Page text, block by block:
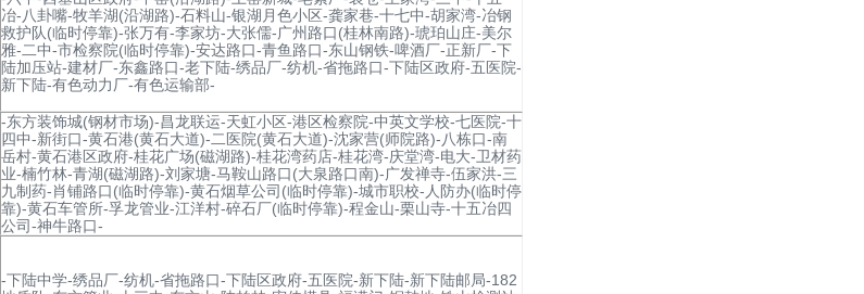
冶-八卦嘴-牧羊湖(沿湖路)-石料山-银湖月色小区-龚家巷-十七中-胡家湾-冶钢
救护队(临时停靠)-张万有-李家坊-大张儒-广州路口(桂林南路)-琥珀山庄-美尔
雅-二中-市检察院(临时停靠)-安达路口-青鱼路口-东山钢铁-啤酒厂-正新厂-下
陆加压站-建材厂-东鑫路口-老下陆-绣品厂-纺机-省拖路口-下陆区政府-五医院-
新下陆-有色动力厂-有色运输部-
-东方装饰城(钢材市场)-昌龙联运-天虹小区-港区检察院-中英文学校-七医院-十
四中-新街口-黄石港(黄石大道)-二医院(黄石大道)-沈家营(师院路)-八栋口-南
岳村-黄石港区政府-桂花广场(磁湖路)-桂花湾药店-桂花湾-庆堂湾-电大-卫材药
业-楠竹林-青湖(磁湖路)-刘家塘-马鞍山路口(大泉路口南)-广发禅寺-伍家洪-三
九制药-肖铺路口(临时停靠)-黄石烟草公司(临时停靠)-城市职校-人防办(临时停
靠)-黄石车管所-孚龙管业-江洋村-碎石厂(临时停靠)-程金山-栗山寺-十五冶四
公司-神牛路口-
-下陆中学-绣品厂-纺机-省拖路口-下陆区政府-五医院-新下陆-新下陆邮局-182